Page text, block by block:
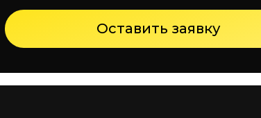
Оставить заявку